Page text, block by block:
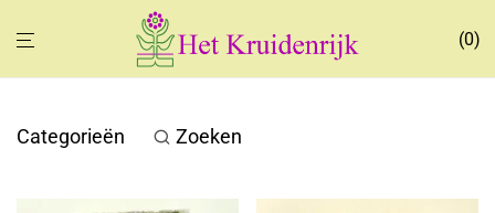
0
Categorieën Zoeken